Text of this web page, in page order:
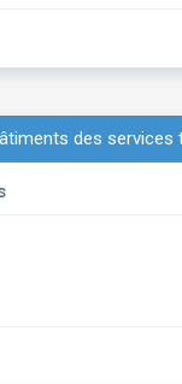
des services